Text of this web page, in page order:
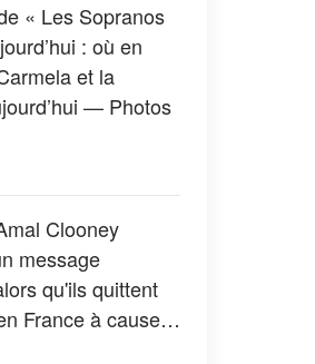
« Les Sopranos
: où en
et la
— Photos
Clooney
message
qu'ils quittent
France à cause
— Tous les